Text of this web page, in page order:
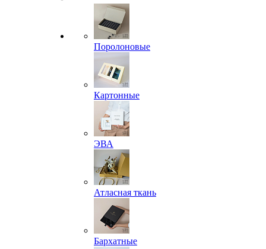
Поролоновые
Картонные
ЭВА
Атласная ткань
Бархатные